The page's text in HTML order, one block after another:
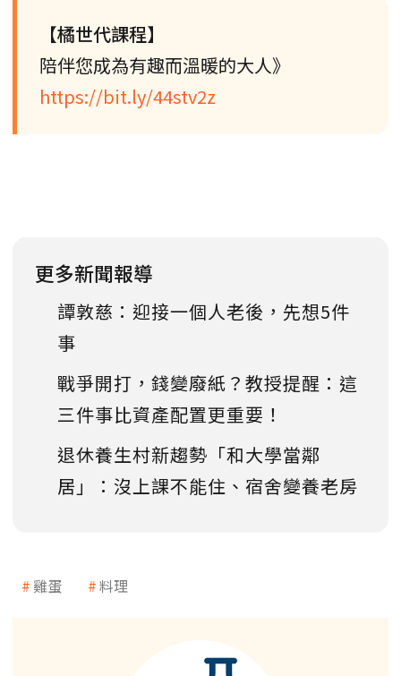
【橘世代課程】
陪伴您成為有趣而溫暖的大人》
https://bit.ly/44stv2z
更多新聞報導
譚敦慈：迎接一個人老後，先想5件
事
戰爭開打，錢變廢紙？教授提醒：這
三件事比資產配置更重要！
退休養生村新趨勢「和大學當鄰
居」：沒上課不能住、宿舍變養老房
雞蛋 料理